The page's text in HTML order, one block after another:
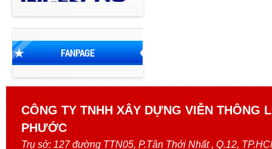
FANPAGE
CÔNG TY TNHH XÂY DỰNG VIỄN THÔNG
PHƯỚC
Trụ sở: 127 đường TTN05, P.Tân Thới Nhất, Q.12,